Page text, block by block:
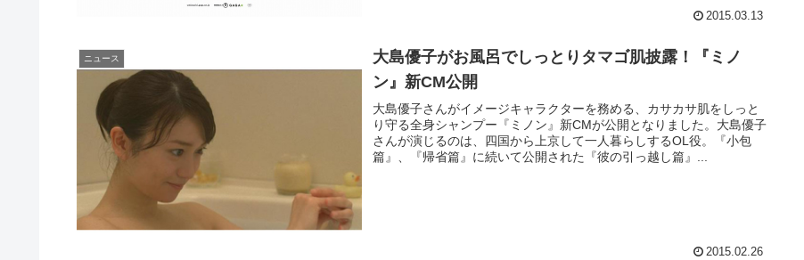
2015.03.13
ニュース
大島優子がお風呂でしっとりタマゴ肌披露！『ミノ
ン』新CM公開
大島優子さんがイメージキャラクターを務める、カサカサ肌をしっと
り守る全身シャンプー『ミノン』新CMが公開となりました。大島優子
さんが演じるのは、四国から上京して一人暮らしするOL役。『小包
篇』、『帰省篇』に続いて公開された『彼の引っ越し篇』...
2015.02.26